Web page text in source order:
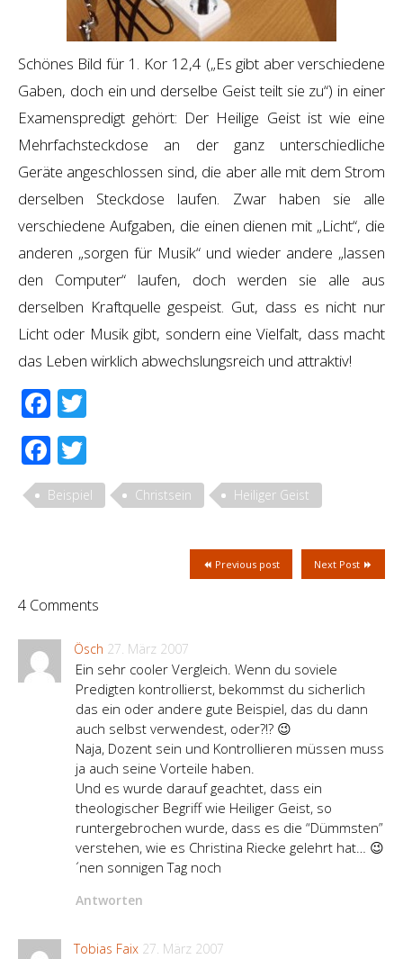
Schönes Bild für 1. Kor 12,4 („Es gibt aber verschiedene
Gaben, doch ein und derselbe Geist teilt sie zu“) in einer
Examenspredigt gehört: Der Heilige Geist ist wie eine
Mehrfachsteckdose an der ganz unterschiedliche
Geräte angeschlossen sind, die aber alle mit dem Strom
derselben Steckdose laufen. Zwar haben sie alle
verschiedene Aufgaben, die einen dienen mit „Licht“, die
anderen „sorgen für Musik“ und wieder andere „lassen
den Computer“ laufen, doch werden sie alle aus
derselben Kraftquelle gespeist. Gut, dass es nicht nur
Licht oder Musik gibt, sondern eine Vielfalt, dass macht
das Leben wirklich abwechslungsreich und attraktiv!
Facebook
Facebook
Beispiel Christsein Heiliger Geist
Next Post
Previous post
4 Comments
Ösch 27. März 2007
Ein sehr cooler Vergleich. Wenn du soviele
Predigten kontrollierst, bekommst du sicherlich
das ein oder andere gute Beispiel, das du dann
auch selbst verwendest, oder?!? 😉
Naja, Dozent sein und Kontrollieren müssen muss
ja auch seine Vorteile haben.
Und es wurde darauf geachtet, dass ein
theologischer Begriff wie Heiliger Geist, so
runtergebrochen wurde, dass es die “Dümmsten”
verstehen, wie es Christina Riecke gelehrt hat… 😉
´nen sonnigen Tag noch
Antworten
Tobias Faix 27. März 2007